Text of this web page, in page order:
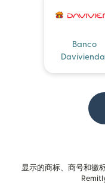
Banco
Davivienda
显示的商标、商号和徽